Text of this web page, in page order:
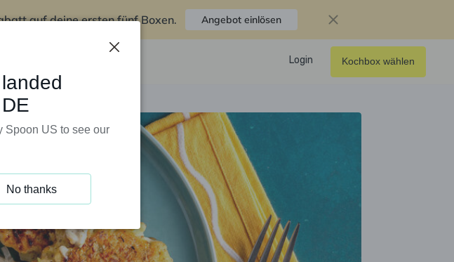
auf deine ersten fünf Boxen. Angebot einlösen
Login Kochbox wählen
Spoon US to see our
No thanks